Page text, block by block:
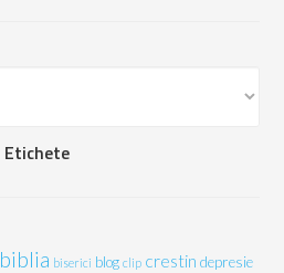
Etichete
biblia biserici blog clip crestin depresie